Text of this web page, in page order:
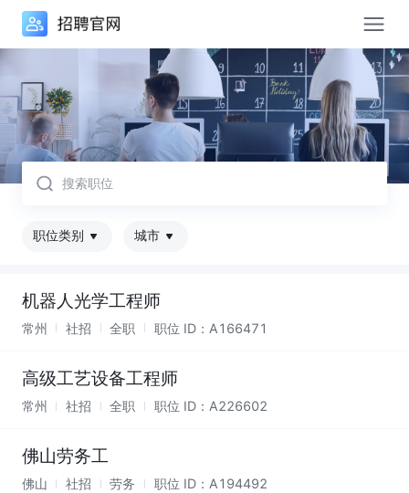
取消
职位类别 城市
机器人光学工程师
常州 社招 全职 职位 ID： A166471
高级工艺设备工程师
常州 社招 全职 职位 ID： A226602
佛山劳务工
佛山 社招 劳务 职位 ID： A194492